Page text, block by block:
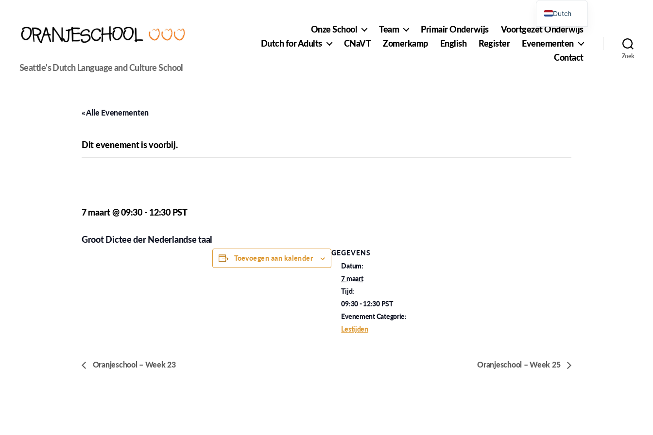
Seattle's
Dutch
Seattle's Dutch Language and Culture School
Onze School Team Primair Onderwijs
Voortgezet Onderwijs
Dutch for Adults
CNaVT Zomerkamp English Register
Evenementen
Contact
Zoek
« Alle Evenementen
Dit evenement is voorbij.
7 maart @ 09:30- 12:30 PST
Groot Dictee der Nederlandse taal
Toevoegen aan kalender
GEGEVENS
Datum:
7 maart
Tijd:
09:30 - 12:30 PST
Evenement Categorie:
Lestijden
Oranjeschool – Week 23 Oranjeschool – Week 25
Dutch
English